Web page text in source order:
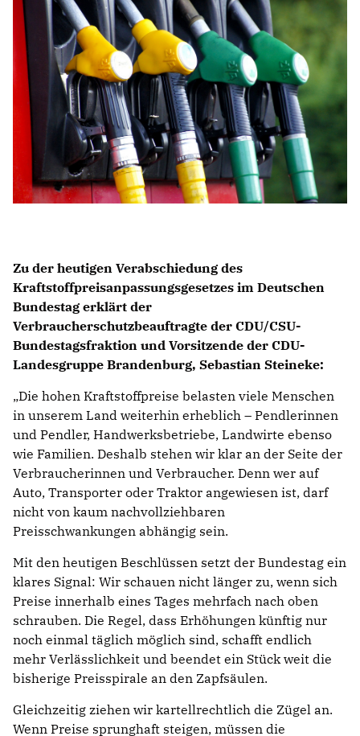
IM EUROPÄISCHEN PARLAMENT
NEWSLETTER ABONNIEREN
BILDER
PROGRAMME
WICHTIGE BESCHLÜSSE DER CDU BRANDENBURG
75 JAHRE CDU BRANDENBURG
PRESSE
Zu der heutigen Verabschiedung des
Kraftstoffpreisanpassungsgesetzes im Deutschen
Bundestag erklärt der
Verbraucherschutzbeauftragte der CDU/CSU-
Bundestagsfraktion und Vorsitzende der CDU-
Landesgruppe Brandenburg, Sebastian Steineke:
Die hohen Kraftstoffpreise belasten viele Menschen
in unserem Land weiterhin erheblich – Pendlerinnen
und Pendler, Handwerksbetriebe, Landwirte ebenso
wie Familien. Deshalb stehen wir klar an der Seite der
Verbraucherinnen und Verbraucher. Denn wer auf
Auto, Transporter oder Traktor angewiesen ist, darf
nicht von kaum nachvollziehbaren
Preisschwankungen abhängig sein.
Mit den heutigen Beschlüssen setzt der Bundestag ein
klares Signal: Wir schauen nicht länger zu, wenn sich
Preise innerhalb eines Tages mehrfach nach oben
schrauben. Die Regel, dass Erhöhungen künftig nur
noch einmal täglich möglich sind, schafft endlich
mehr Verlässlichkeit und beendet ein Stück weit die
bisherige Preisspirale an den Zapfsäulen.
Gleichzeitig ziehen wir kartellrechtlich die Zügel an.
Wenn Preise sprunghaft steigen, müssen die